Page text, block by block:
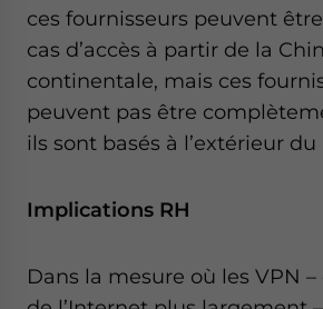
ces fournisseurs peuvent
cas d’accès à partir de la
continentale, mais ces
peuvent pas être
ils sont basés à l’extérieur du
Implications RH
Dans la mesure où les VPN